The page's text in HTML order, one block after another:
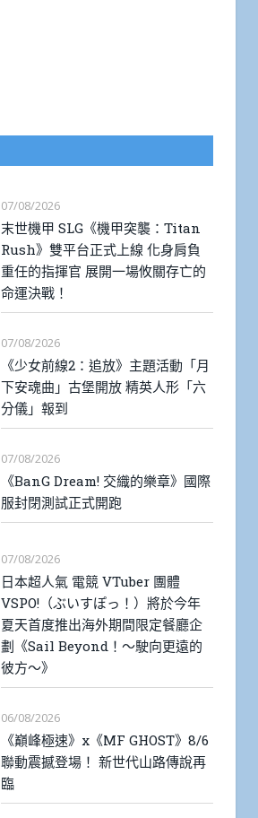
07/08/2026
末世機甲 SLG《機甲突襲：Titan
Rush》雙平台正式上線 化身肩負
重任的指揮官 展開一場攸關存亡的
命運決戰！
07/08/2026
《少女前線2：追放》主題活動「月
下安魂曲」古堡開放 精英人形「六
分儀」報到
07/08/2026
《BanG Dream! 交織的樂章》國際
服封閉測試正式開跑
07/08/2026
日本超人氣 電競 VTuber 團體
VSPO!（ぶいすぽっ！）將於今年
夏天首度推出海外期間限定餐廳企
劃《Sail Beyond！～駛向更遠的
彼方～》
06/08/2026
《巔峰極速》x《MF GHOST》8/6
聯動震撼登場！ 新世代山路傳說再
臨